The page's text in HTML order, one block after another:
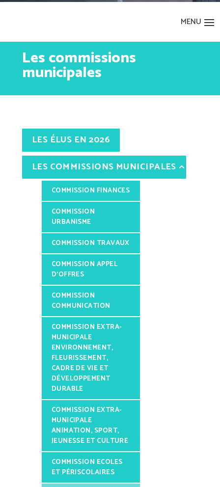
Les commissions
municipales
LES ÉLUS EN 2026
LES COMMISSIONS MUNICIPALES
COMMISSION FINANCES
COMMISSION
URBANISME
COMMISSION TRAVAUX
COMMISSION APPEL
D’OFFRES
COMMISSION
COMMUNICATION
COMMISSION EXTRA-
MUNICIPALE
ENVIRONNEMENT,
FLEURISSEMENT,
CADRE DE VIE ET
DÉVELOPPEMENT
DURABLE
COMMISSION EXTRA-
MUNICIPALE
ANIMATION, SPORT,
JEUNESSE ET CULTURE
COMMISSION ECOLES
ET PÉRISCOLAIRES